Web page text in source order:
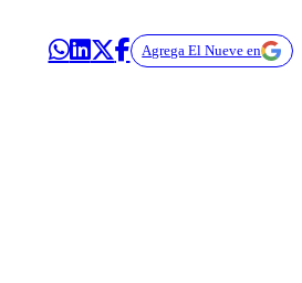
Agrega El Nueve en